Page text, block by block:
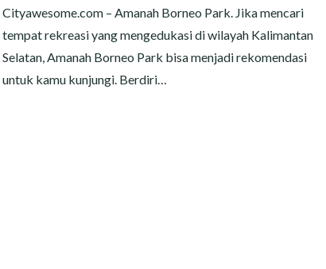
Cityawesome.com – Amanah Borneo Park. Jika mencari
tempat rekreasi yang mengedukasi di wilayah Kalimantan
Selatan, Amanah Borneo Park bisa menjadi rekomendasi
untuk kamu kunjungi. Berdiri…